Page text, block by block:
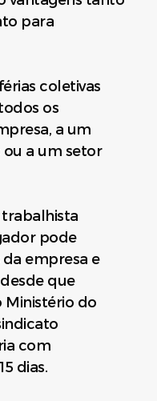
para
coletivas
os
a um
a um setor
trabalhista
pode
empresa e
que
Ministério do
com
dias.